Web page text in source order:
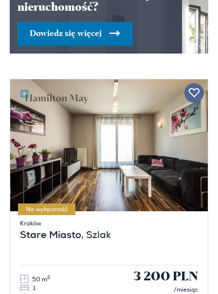
nieruchomość?
Dowiedz się więcej
Na wyłączność
Kraków
Stare Miasto, Szlak
50 m2
1
3 200 PLN
/miesiąc